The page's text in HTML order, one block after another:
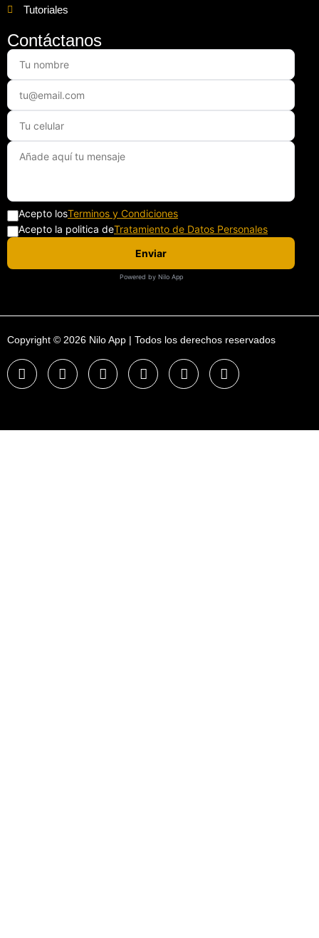
Tutoriales
Contáctanos
Acepto losTerminos y Condiciones
Acepto la politica deTratamiento de Datos Personales
Enviar
Powered by Nilo App
Copyright © 2026 Nilo App | Todos los derechos reservados